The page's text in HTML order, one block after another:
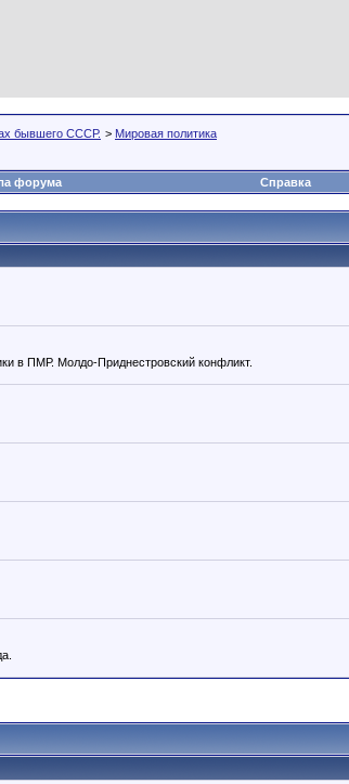
бывшего СССР. > Мировая политика
форума Справка
в ПМР. Молдо-Приднестровский конфликт.